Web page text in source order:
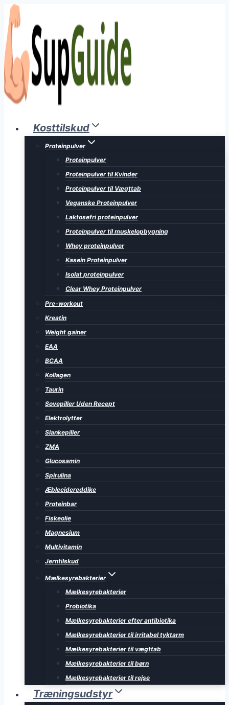
Fortsæt
til
indhold
Kosttilskud
Proteinpulver
Proteinpulver
Proteinpulver til Kvinder
Proteinpulver til Vægttab
Veganske Proteinpulver
Laktosefri proteinpulver
Proteinpulver til muskelopbygning
Whey proteinpulver
Kasein Proteinpulver
Isolat proteinpulver
Clear Whey Proteinpulver
Pre-workout
Kreatin
Weight gainer
EAA
BCAA
Kollagen
Taurin
Sovepiller Uden Recept
Elektrolytter
Slankepiller
ZMA
Glucosamin
Spirulina
Æblecidereddike
Proteinbar
Fiskeolie
Magnesium
Multivitamin
Jerntilskud
Mælkesyrebakterier
Mælkesyrebakterier
Probiotika
Mælkesyrebakterier efter antibiotika
Mælkesyrebakterier til irritabel tyktarm
Mælkesyrebakterier til vægttab
Mælkesyrebakterier til børn
Mælkesyrebakterier til rejse
Træningsudstyr